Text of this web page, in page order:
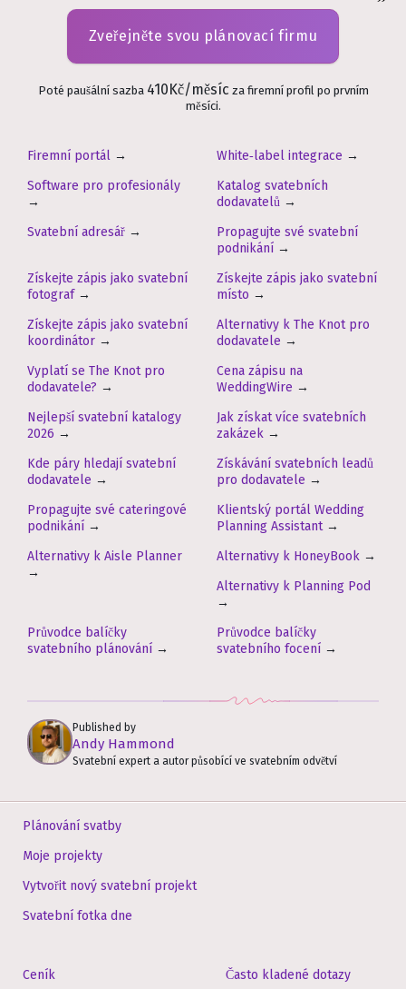
Zveřejněte svou plánovací firmu
Poté paušální sazba 410Kč/měsíc za firemní profil po prvním
měsíci.
Firemní portál → White‑label integrace →
Software pro profesionály
→
Katalog svatebních
dodavatelů →
Svatební adresář →
Propagujte své svatební
podnikání →
Získejte zápis jako svatební
fotograf→
Získejte zápis jako svatební
místo →
Získejte zápis jako svatební
koordinátor →
Alternativy k The Knot pro
dodavatele →
Vyplatí se The Knot pro
dodavatele? →
Cena zápisu na
WeddingWire →
Nejlepší svatební katalogy
2026 →
Jak získat více svatebních
zakázek →
Kde páry hledají svatební
dodavatele →
Získávání svatebních leadů
pro dodavatele →
Propagujte své cateringové
podnikání →
Klientský portál Wedding
Planning Assistant→
Alternativy k Aisle Planner
→
Alternativy k HoneyBook →
Alternativy k Planning Pod
→
Průvodce balíčky
svatebního plánování →
Průvodce balíčky
svatebního focení →
Published by
Andy Hammond
Svatební expert a autor působící ve svatebním odvětví
Plánování svatby
Moje projekty
Vytvořit nový svatební projekt
Svatební fotka dne
Ceník Často kladené dotazy